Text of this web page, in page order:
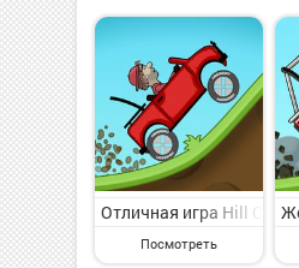
Отличная игра Hill
Посмотреть